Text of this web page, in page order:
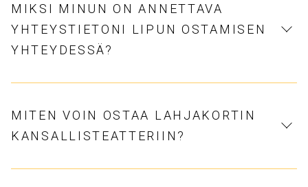
MIKSI MINUN ON ANNETTAVA
YHTEYSTIETONI LIPUN OSTAMISEN
YHTEYDESSÄ?
MITEN VOIN OSTAA LAHJAKORTIN
KANSALLISTEATTERIIN?